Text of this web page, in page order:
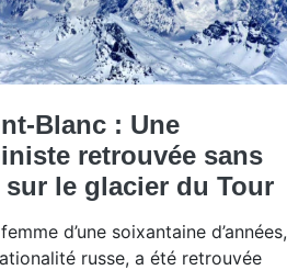
Blanc : Une
retrouvée sans
sur le glacier du Tour
d’une soixantaine d’années,
russe, a été retrouvée